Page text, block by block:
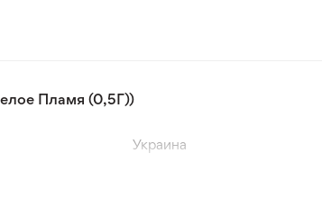
Пламя (0,5Г))
Украина